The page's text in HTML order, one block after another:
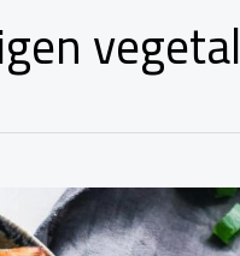
vegetal